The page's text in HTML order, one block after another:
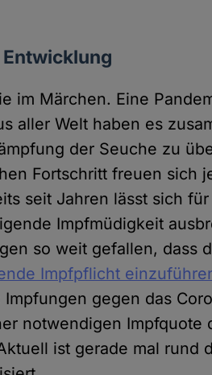
im Märchen. Eine
aller Welt haben es
der Seuche zu
Fortschritt freuen sich
seit Jahren lässt sich
Impfmüdigkeit
so weit gefallen, dass
Impfpflicht
gegen das
notwendigen Impfquote
ist gerade mal rund